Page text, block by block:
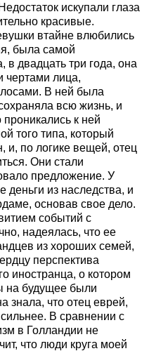
искупали глаза
красивые.
втайне влюбились
была самой
в двадцать три года, она
чертами лица,
В ней была
всю жизнь, и
к ней
того типа, который
и, по логике вещей, отец
Они стали
предложение. У
деньги из наследства, и
основав свое дело.
событий с
надеялась, что ее
из хороших семей,
перспектива
иностранца, о котором
на будущее были
знала, что отец еврей,
В сравнении с
в Голландии не
что люди круга моей